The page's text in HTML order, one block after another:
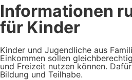
Informationen
für Kinder
Kinder und Jugendliche aus
Einkommen sollen
und Freizeit nutzen können.
Bildung und Teilhabe.